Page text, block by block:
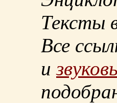
Тексты
Все
и